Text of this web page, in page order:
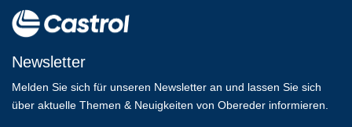
Newsletter
Melden Sie sich für unseren Newsletter an und lassen Sie sich
über aktuelle Themen & Neuigkeiten von Obereder informieren.